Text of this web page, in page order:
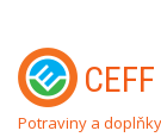
CEFF
Potraviny a